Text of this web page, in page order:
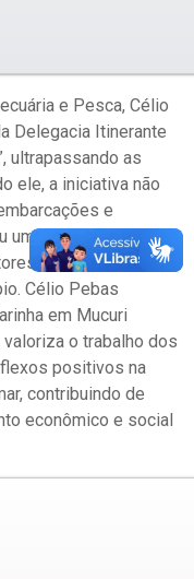
e Pesca, Célio
Delegacia Itinerante
ultrapassando as
ele, a iniciativa não
e
um estímulo direto à
que movimentam
Célio Pebas
em Mucuri
o trabalho dos
positivos na
contribuindo de
econômico e social